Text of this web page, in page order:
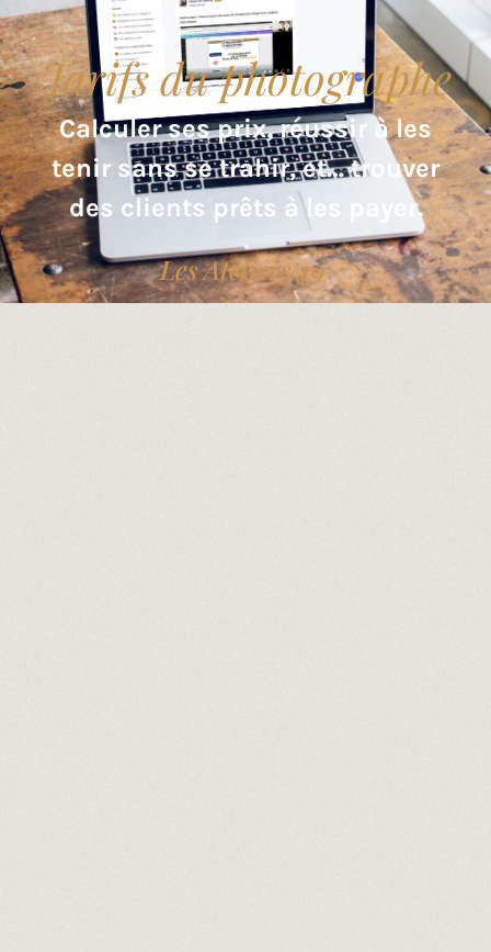
Tarifs du photographe
Les Ateliers 49
Calculer ses prix, réussir à les
tenir sans se trahir, et… trouver
des clients prêts à les payer.